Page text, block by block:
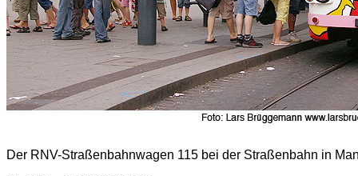
Der RNV-Straßenbahnwagen 115 bei der Straßenbahn in